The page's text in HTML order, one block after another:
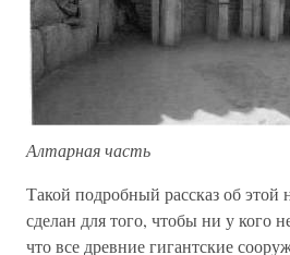
Алтарная часть
Такой подробный рассказ об этой
сделан для того, чтобы ни у кого
что все древние гигантские